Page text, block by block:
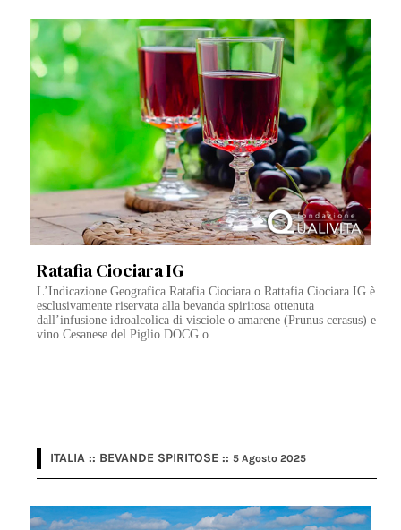
Ratafia Ciociara IG
L’Indicazione Geografica Ratafia Ciociara o Rattafia Ciociara IG è
esclusivamente riservata alla bevanda spiritosa ottenuta
dall’infusione idroalcolica di visciole o amarene (Prunus cerasus) e
vino Cesanese del Piglio DOCG o…
ITALIA :: BEVANDE SPIRITOSE ::5 Agosto 2025